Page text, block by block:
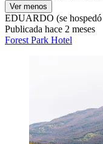
Ver menos
EDUARDO (se
Publicada hace 2 meses
Forest Park Hotel